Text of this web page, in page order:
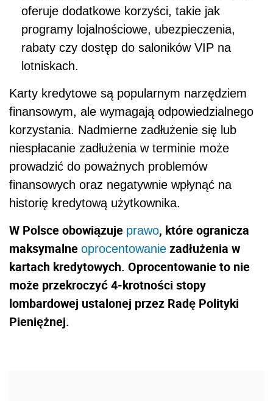
oferuje dodatkowe korzyści, takie jak
programy lojalnościowe, ubezpieczenia,
rabaty czy dostęp do saloników VIP na
lotniskach.
Karty kredytowe są popularnym narzędziem
finansowym, ale wymagają odpowiedzialnego
korzystania. Nadmierne zadłużenie się lub
niespłacanie zadłużenia w terminie może
prowadzić do poważnych problemów
finansowych oraz negatywnie wpłynąć na
historię kredytową użytkownika.
W Polsce obowiązuje prawo, które ogranicza
maksymalne oprocentowanie zadłużenia w
kartach kredytowych. Oprocentowanie to nie
może przekroczyć 4-krotności stopy
lombardowej ustalonej przez Radę Polityki
Pieniężnej.